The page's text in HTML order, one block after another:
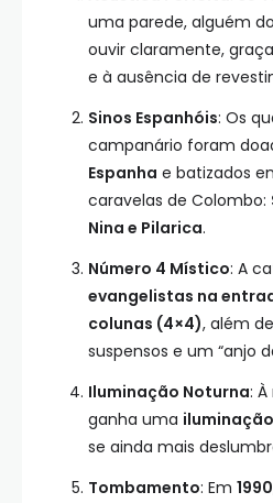
uma parede, alguém
ouvir claramente,
e à ausência de
Sinos Espanhóis: Os
campanário foram
Espanha e batizados
caravelas de Colombo:
Nina e Pilarica.
Número 4 Místico: A
evangelistas na
colunas (4×4), além de
suspensos e um “anjo
Iluminação Noturna:
ganha uma
se ainda mais
Tombamento: Em 1990